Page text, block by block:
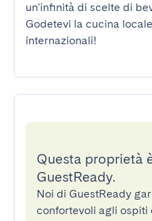
un'infinità di scelte di
Godetevi la cucina
internazionali!
Questa proprietà
GuestReady.
Noi di GuestReady
confortevoli agli ospiti